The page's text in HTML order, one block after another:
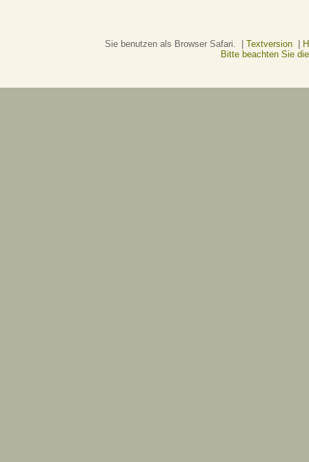
Sie benutzen als Browser Safari. | Textversion|
Bitte beachten Sie